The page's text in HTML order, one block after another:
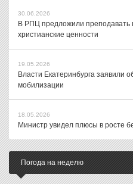
30.06.2026
В РПЦ предложили преподавать
христианские ценности
19.05.2026
Власти Екатеринбурга заявили
мобилизации
18.05.2026
Министр увидел плюсы в росте
Погода на неделю